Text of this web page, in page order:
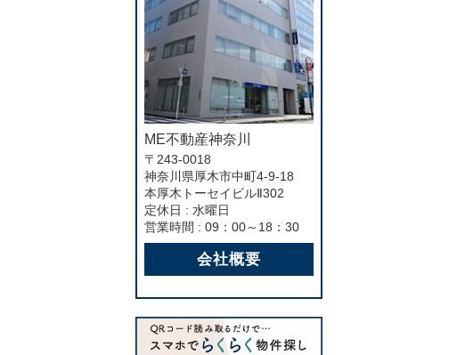
ME不動産神奈川
〒243-0018
神奈川県厚木市中町4-9-18
本厚木トーセイビルⅡ302
定休日 : 水曜日
営業時間 : 09：00～18：30
会社概要